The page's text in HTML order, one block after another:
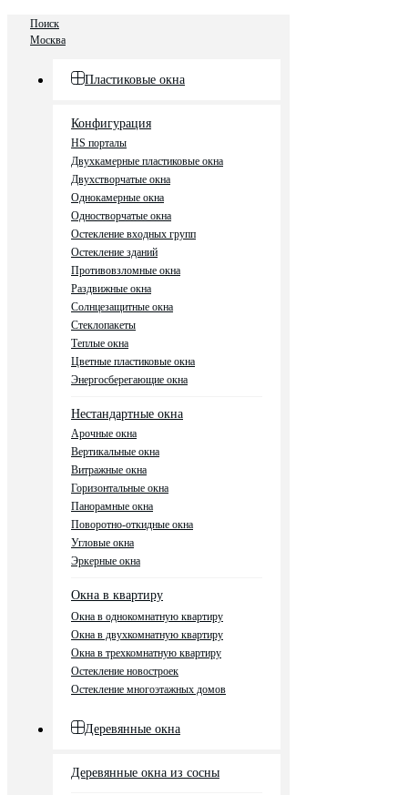
Поиск
Москва
Пластиковые окна
Конфигурация
HS порталы
Двухкамерные пластиковые окна
Двухстворчатые окна
Однокамерные окна
Одностворчатые окна
Остекление входных групп
Остекление зданий
Противовзломные окна
Раздвижные окна
Солнцезащитные окна
Стеклопакеты
Теплые окна
Цветные пластиковые окна
Энергосберегающие окна
Нестандартные окна
Арочные окна
Вертикальные окна
Витражные окна
Горизонтальные окна
Панорамные окна
Поворотно-откидные окна
Угловые окна
Эркерные окна
Окна в квартиру
Окна в однокомнатную квартиру
Окна в двухкомнатную квартиру
Окна в трехкомнатную квартиру
Остекление новостроек
Остекление многоэтажных домов
Деревянные окна
Деревянные окна из сосны